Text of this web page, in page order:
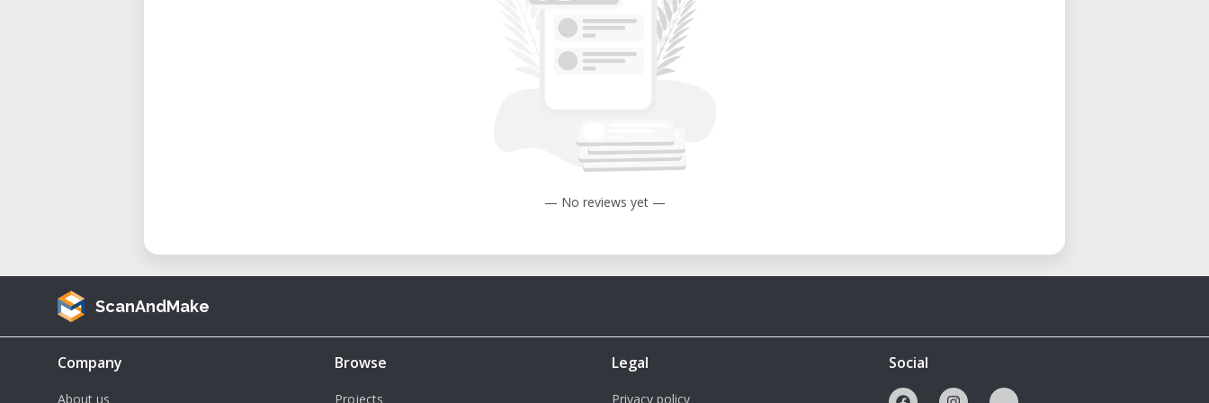
• Workshopleitung: Stefan Meyre, Christian Walther, Matthias Hofer,
Teilnahme ist nach Zahlungseingang gesichert. Bei Kursausfall erfolgt
Warteliste:
Kein Termin ausgeschrieben? Trag dich unverbindlich in die Warteliste ein.
Bei genügend Anfragen wird ein neuer Termin organisiert.
— No reviews yet —
ScanAndMake
Company
About us
Browse
Projects
Legal
Privacy policy
Social